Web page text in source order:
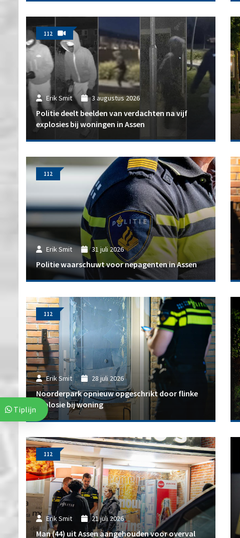
Erik Smit 3 augustus 2026
Politie deelt beelden van verdachten na vijf
explosies bij woningen in Assen
112
Erik Smit 31 juli 2026
Politie waarschuwt voor nepagenten in Assen
112
Erik Smit 28 juli 2026
Noorderpark opnieuw opgeschrikt door flinke
explosie bij woning
112
Erik Smit 21 juli 2026
Man (44) uit Assen aangehouden voor overval
112
Tiplijn